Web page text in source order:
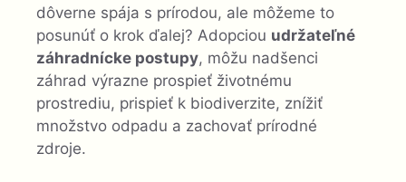
dôverne spája s prírodou, ale môžeme to
posunúť o krok ďalej? Adopciou udržateľné
záhradnícke postupy, môžu nadšenci
záhrad výrazne prospieť životnému
prostrediu, prispieť k biodiverzite, znížiť
množstvo odpadu a zachovať prírodné
zdroje.